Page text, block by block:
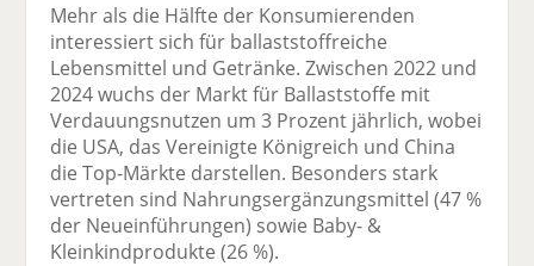
Mehr als die Hälfte der Konsumierenden
interessiert sich für ballaststoffreiche
Lebensmittel und Getränke. Zwischen 2022 und
2024 wuchs der Markt für Ballaststoffe mit
Verdauungsnutzen um 3 Prozent jährlich, wobei
die USA, das Vereinigte Königreich und China
die Top-Märkte darstellen. Besonders stark
vertreten sind Nahrungsergänzungsmittel (47 %
der Neueinführungen) sowie Baby- &
Kleinkindprodukte (26 %).